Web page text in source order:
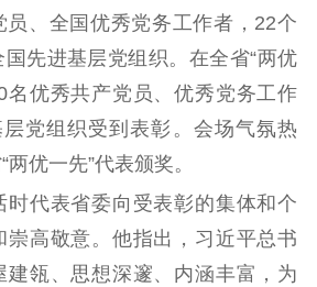
红色资源保护利
用
新闻出版
全民阅读
扫黄打非
电影工作
、全国优秀党务工作者，22个
先进基层党组织。在全省“两优
名优秀共产党员、优秀党务工作
党组织受到表彰。会场气氛热
优一先”代表颁奖。
代表省委向受表彰的集体和个
崇高敬意。他指出，习近平总书
建瓴、思想深邃、内涵丰富，为